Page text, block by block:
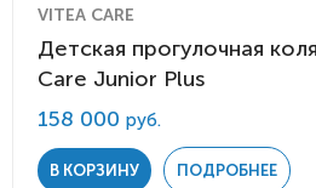
VITEA CARE
Детская прогулочная
Care Junior Plus
158 000 руб.
В КОРЗИНУ ПОДРОБНЕЕ